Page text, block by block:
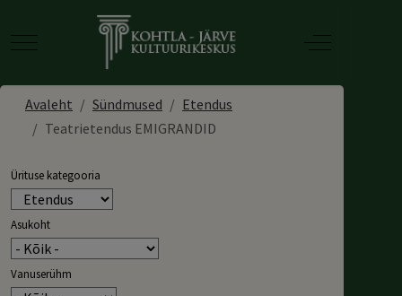
Mobile Menu Toggle Off-Canvas
Avaleht Sündmused
Etendus
Teatrietendus EMIGRANDID
Ürituse kategooria
Asukoht
Vanuserühm